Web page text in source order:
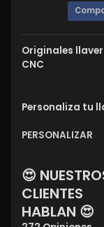
Originales
CNC
Personaliza tu
PERSONALIZAR
😍
CLIENTES
HABLAN 😍